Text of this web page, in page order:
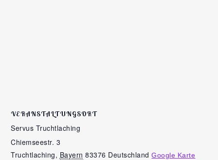
VERANSTALTUNGSORT
Servus Truchtlaching
Chiemseestr. 3
Truchtlaching, Bayern 83376 Deutschland Google Karte